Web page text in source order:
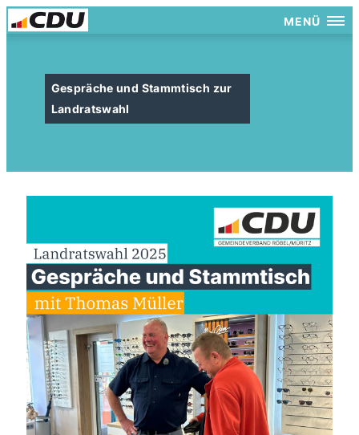
MENÜ
Gespräche und Stammtisch zur
Landratswahl